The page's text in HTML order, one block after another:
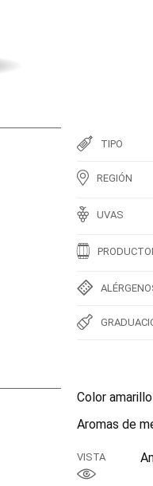
TIPO
REGIÓN
UVAS
Color
Aromas de
VISTA